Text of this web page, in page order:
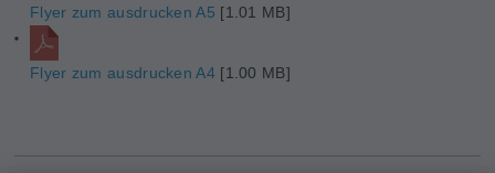
Flyer zum ausdrucken A5 [1.01 MB]
Flyer zum ausdrucken A4 [1.00 MB]